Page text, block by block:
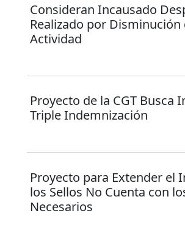
Consideran Incausado
Realizado por Disminución
Actividad
Proyecto de la CGT Busca
Triple Indemnización
Proyecto para Extender el
los Sellos No Cuenta con
Necesarios